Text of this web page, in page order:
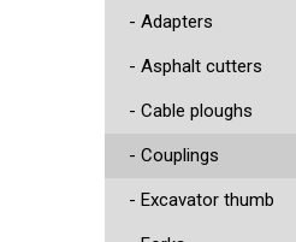
- Adapters
- Asphalt cutters
- Cable ploughs
- Couplings
- Excavator thumb